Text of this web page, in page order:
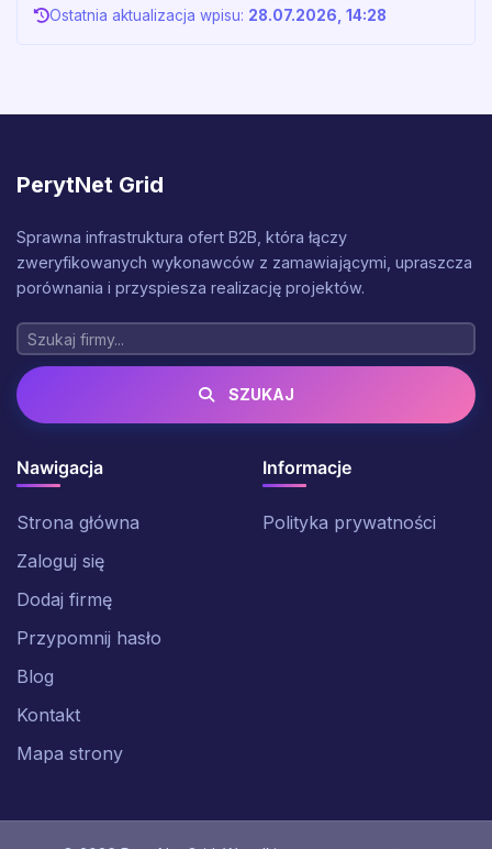
Ostatnia aktualizacja wpisu: 28.07.2026, 14:28
PerytNet Grid
Sprawna infrastruktura ofert B2B, która łączy
zweryfikowanych wykonawców z zamawiającymi, upraszcza
porównania i przyspiesza realizację projektów.
SZUKAJ
Nawigacja
Strona główna
Zaloguj się
Dodaj firmę
Przypomnij hasło
Blog
Kontakt
Mapa strony
Informacje
Polityka prywatności